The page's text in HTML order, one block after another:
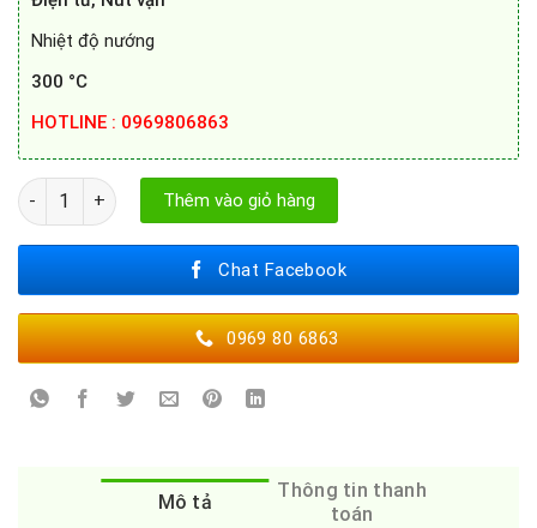
Nhiệt độ nướng
300 °C
HOTLINE : 0969806863
Lò nướng Bosch HBA533BB1 số lượng
Thêm vào giỏ hàng
Chat Facebook
0969 80 6863
Mô tả
Thông tin thanh
toán